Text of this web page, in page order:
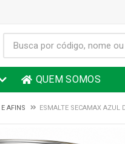
QUEM SOMOS
AFINS ESMALTE SECAMAX AZUL